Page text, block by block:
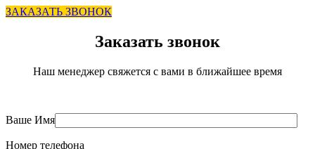
ЗАКАЗАТЬ ЗВОНОК
Заказать звонок
Наш менеджер свяжется с вами в ближайшее время
Ваше Имя
Номер телефона